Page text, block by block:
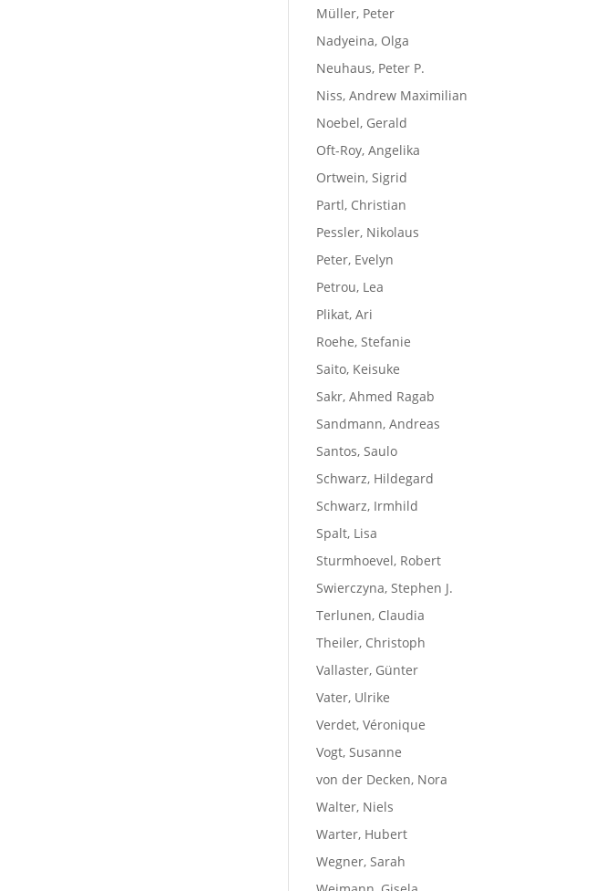
Müller, Peter
Nadyeina, Olga
Neuhaus, Peter P.
Niss, Andrew Maximilian
Noebel, Gerald
Oft-Roy, Angelika
Ortwein, Sigrid
Partl, Christian
Pessler, Nikolaus
Peter, Evelyn
Petrou, Lea
Plikat, Ari
Roehe, Stefanie
Saito, Keisuke
Sakr, Ahmed Ragab
Sandmann, Andreas
Santos, Saulo
Schwarz, Hildegard
Schwarz, Irmhild
Spalt, Lisa
Sturmhoevel, Robert
Swierczyna, Stephen J.
Terlunen, Claudia
Theiler, Christoph
Vallaster, Günter
Vater, Ulrike
Verdet, Véronique
Vogt, Susanne
von der Decken, Nora
Walter, Niels
Warter, Hubert
Wegner, Sarah